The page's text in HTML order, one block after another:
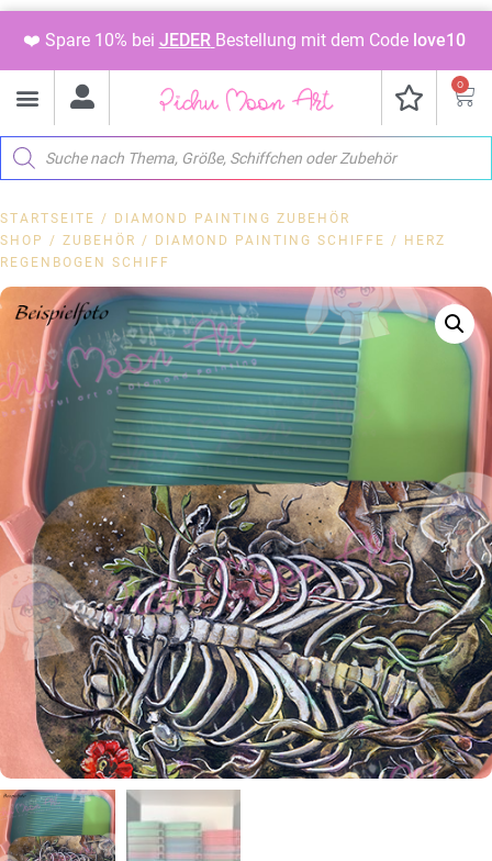
❤️ Spare 10% bei JEDER Bestellung mit dem Code love10
0
STARTSEITE /
DIAMOND PAINTING ZUBEHÖR
SHOP / ZUBEHÖR / DIAMOND PAINTING SCHIFFE / HERZ
REGENBOGEN SCHIFF